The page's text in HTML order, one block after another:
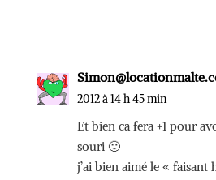
2012 à 14 h 45 min
Et bien ca fera +1 pour
souri 🙂
j’ai bien aimé le «